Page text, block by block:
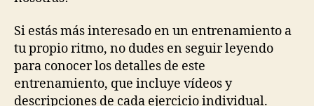
Si estás más interesado en un entrenamiento a
tu propio ritmo, no dudes en seguir leyendo
para conocer los detalles de este
entrenamiento, que incluye vídeos y
descripciones de cada ejercicio individual.